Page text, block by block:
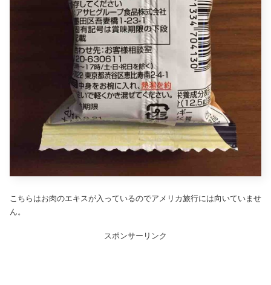
こちらはお肉のエキスが入っているのでアメリカ旅行には向いていませ
ん。
スポンサーリンク